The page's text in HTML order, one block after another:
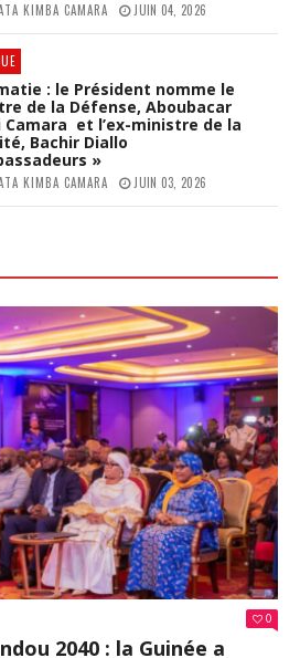
KIMBA CAMARA JUIN 04, 2026
: le Président nomme le
de la Défense, Aboubacar
Camara et l’ex-ministre de la
Bachir Diallo
»
KIMBA CAMARA JUIN 03, 2026
0
2040 : la Guinée a